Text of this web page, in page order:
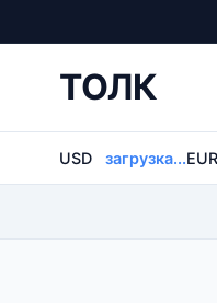
ТОЛК
USD загрузка...EUR